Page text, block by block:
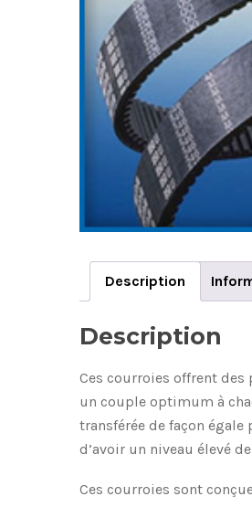
Description
Description
Ces courroies offrent
un couple optimum à
transférée de façon
d’avoir un niveau élevé
Ces courroies sont